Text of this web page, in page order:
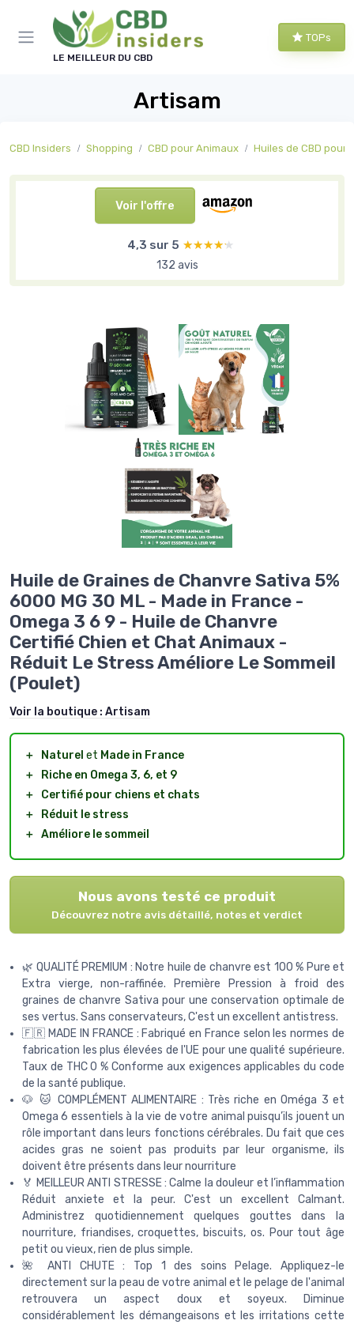
LE MEILLEUR DU CBD
TOPs
Artisam
CBD Insiders Shopping CBD pour Animaux Huiles de CBD pour
Voir l'offre
4,3 sur 5 ★★★★★
★★★★★
132 avis
Huile de Graines de Chanvre Sativa 5%
6000 MG 30 ML - Made in France -
Omega 3 6 9 - Huile de Chanvre
Certifié Chien et Chat Animaux -
Réduit Le Stress Améliore Le Sommeil
(Poulet)
Voir la boutique : Artisam
＋ Naturel et Made in France
＋
Riche en Omega 3, 6, et 9
＋
Certifié pour chiens et chats
＋
Réduit le stress
＋ Améliore le sommeil
Nous avons testé ce produit
Découvrez notre avis détaillé, notes et verdict
🌿 QUALITÉ PREMIUM : Notre huile de chanvre est 100 % Pure et
Extra vierge, non-raffinée. Première Pression à froid des
graines de chanvre Sativa pour une conservation optimale de
ses vertus. Sans conservateurs, C'est un excellent antistress.
🇫🇷 MADE IN FRANCE : Fabriqué en France selon les normes de
fabrication les plus élevées de l'UE pour une qualité supérieure.
Taux de THC 0 % Conforme aux exigences applicables du code
de la santé publique.
🐶 🐱 COMPLÉMENT ALIMENTAIRE : Très riche en Oméga 3 et
Omega 6 essentiels à la vie de votre animal puisqu’ils jouent un
rôle important dans leurs fonctions cérébrales. Du fait que ces
acides gras ne soient pas produits par leur organisme, ils
doivent être présents dans leur nourriture
🏅 MEILLEUR ANTI STRESSE : Calme la douleur et l’inflammation
Réduit anxiete et la peur. C'est un excellent Calmant.
Administrez quotidiennement quelques gouttes dans la
nourriture, friandises, croquettes, biscuits, os. Pour tout âge
petit ou vieux, rien de plus simple.
🌺 ANTI CHUTE : Top 1 des soins Pelage. Appliquez-le
directement sur la peau de votre animal et le pelage de l'animal
retrouvera un aspect doux et soyeux. Diminue
considérablement les démangeaisons et les irritations cette
Panneau de gestion des cookies